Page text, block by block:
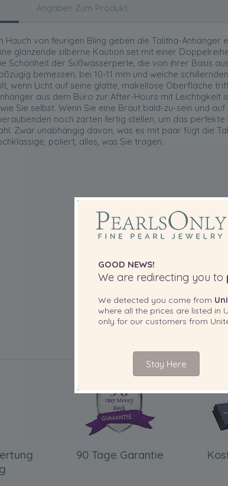
Hauch von feurigen Bling geben die Talitha-Anhänger
glänzende silberne Kaution set mit einer
Schönheit der Süßwasserperle, die von ihrer Basis
bemessen, bei 10-11 mm und weiche schillernden
wenn Licht auf seine glatte, makellose Oberfläche
aus dem Büro zur After-Hours mit Leichtigkeit
Sie selbst. Wenn Sie eine Braut bald-zu-sein und auf
noch zarten fertig stellen, um das perfekte
Zwar unabhängig davon, was es mit paar fügt die
poliert, alles, was Sie tragen.
Angaben Zum Produkt
IN
90 Tage Garantie
GOOD NEWS!
We are redirecting you to
We detected you come from
where all the prices are listed in
only for our customers from
Stay Here